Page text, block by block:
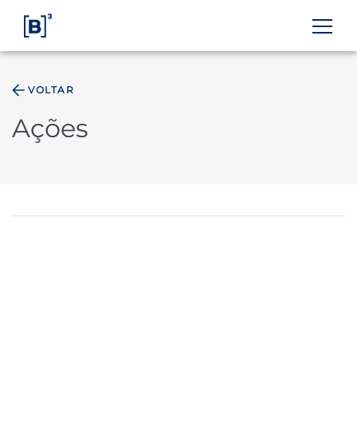
ÁREA DO INVESTIDOR
VOLTAR
Ações